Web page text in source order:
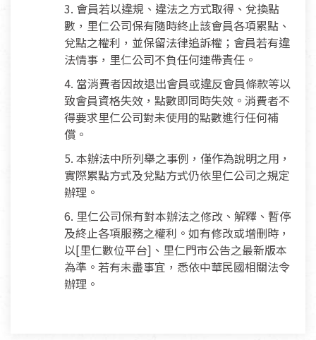
3. 會員若以違規、違法之方式取得、兌換點
數，里仁公司保有隨時終止該會員各項累點、
兌點之權利，並保留法律追訴權；會員若有違
法情事，里仁公司不負任何連帶責任。
4. 當消費者因故退出會員或違反會員條款等以
致會員資格失效，點數即同時失效。消費者不
得要求里仁公司對未使用的點數進行任何補
償。
5. 本辦法中所列舉之事例，僅作為說明之用，
實際累點方式及兌點方式仍依里仁公司之規定
辦理。
6. 里仁公司保有對本辦法之修改、解釋、暫停
及終止各項服務之權利。如有修改或增刪時，
以[里仁數位平台]、里仁門市公告之最新版本
為準。若有未盡事宜，悉依中華民國相關法令
辦理。